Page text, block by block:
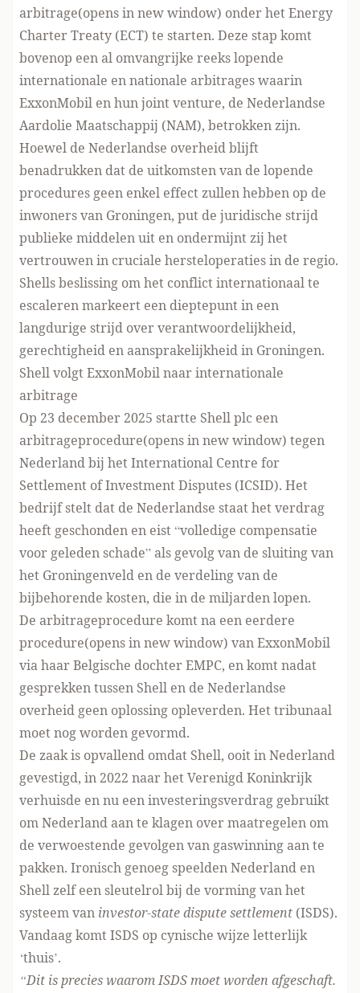
arbitrage(opens in new window) onder het Energy
Charter Treaty (ECT) te starten. Deze stap komt
bovenop een al omvangrijke reeks lopende
internationale en nationale arbitrageswaarin
ExxonMobil en hun joint venture, de Nederlandse
Aardolie Maatschappij (NAM), betrokken zijn.
Hoewel de Nederlandse overheid blijft
benadrukken dat de uitkomsten van de lopende
procedures geen enkel effect zullen hebben op de
inwoners van Groningen, put de juridische strijd
publieke middelen uit en ondermijnt zij het
vertrouwen in cruciale hersteloperaties in de regio.
Shells beslissing om het conflict internationaal te
escaleren markeert een dieptepunt in een
langdurige strijd over verantwoordelijkheid,
gerechtigheid en aansprakelijkheid in Groningen.
Shell volgt ExxonMobil naar internationale
arbitrage
Op 23 december 2025 startte Shell plc een
arbitrageprocedure(opens in new window) tegen
Nederland bij het International Centre for
Settlement of Investment Disputes (ICSID). Het
bedrijf stelt dat de Nederlandse staat het verdrag
heeft geschonden en eist “volledige compensatie
voor geleden schade” als gevolg van de sluiting van
het Groningenveld en de verdeling van de
bijbehorende kosten, die in de miljarden lopen.
De arbitrageprocedure komt na een eerdere
procedure(opens in new window) van ExxonMobil
via haar Belgische dochter EMPC, en komt nadat
gesprekken tussen Shell en de Nederlandse
overheid geen oplossing opleverden. Het tribunaal
moet nog worden gevormd.
De zaak is opvallend omdat Shell, ooit in Nederland
gevestigd, in 2022 naar het Verenigd Koninkrijk
verhuisde en nu een investeringsverdrag gebruikt
om Nederland aan te klagen over maatregelen om
de verwoestende gevolgen van gaswinning aan te
pakken. Ironisch genoeg speelden Nederland en
Shell zelfeen sleutelrolbij de vorming van het
systeem van investor-state dispute settlement (ISDS).
Vandaag komt ISDS op cynische wijze letterlijk
‘thuis’.
“Dit is precies waarom ISDS moet worden afgeschaft.